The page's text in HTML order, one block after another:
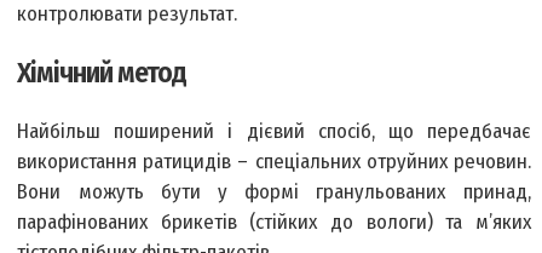
контролювати результат.
Хімічний метод
Найбільш поширений і дієвий спосіб, що передбачає
використання ратицидів – спеціальних отруйних речовин.
Вони можуть бути у формі гранульованих принад,
парафінованих брикетів (стійких до вологи) та м’яких